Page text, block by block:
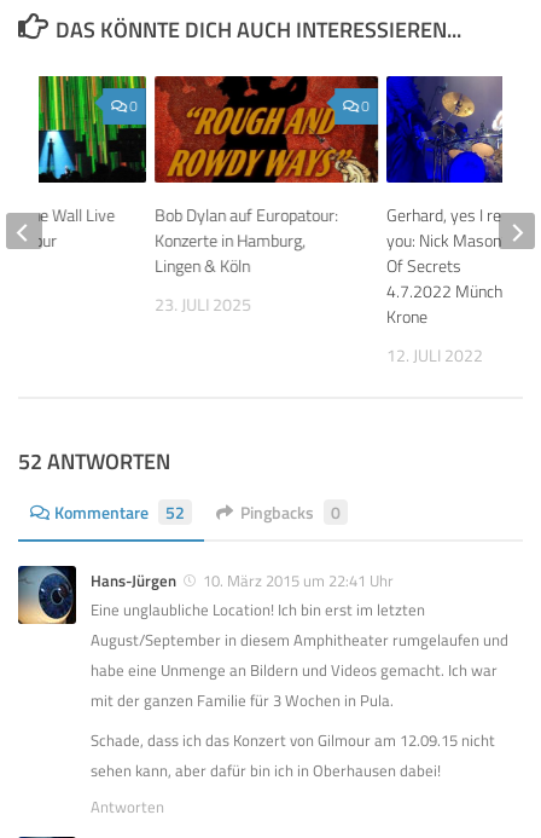
DAS KÖNNTE DICH AUCH INTERESSIEREN...
0
Bob Dylan auf Europatour:
Konzerte in Hamburg,
Lingen & Köln
23. JULI 2025
Gerhard, yes I
you: Nick Mason’s
Of Secrets
4.7.2022 München,
Krone
12. JULI 2022
0
The Wall Live
52 ANTWORTEN
Kommentare 52 Pingbacks 0
Hans-Jürgen
10. März 2015 um 22:41 Uhr
Eine unglaubliche Location! Ich bin erst im letzten
August/September in diesem Amphitheater rumgelaufen und
habe eine Unmenge an Bildern und Videos gemacht. Ich war
mit der ganzen Familie für 3 Wochen in Pula.
Schade, dass ich das Konzert von Gilmour am 12.09.15 nicht
sehen kann, aber dafür bin ich in Oberhausen dabei!
Antworten